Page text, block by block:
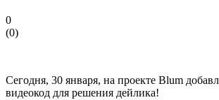
0
(0)
Сегодня, 30 января, на проекте Blum
видеокод для решения дейлика!